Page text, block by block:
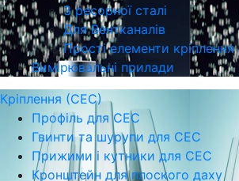
З ресорної сталі
Для Вентканалів
Прості елементи кріплення
Вимірювальні прилади
Кріплення (СЕС)
Профіль для СЕС
Гвинти та шурупи для СЕС
Прижими і кутники для СЕС
Кронштейн для плоского даху